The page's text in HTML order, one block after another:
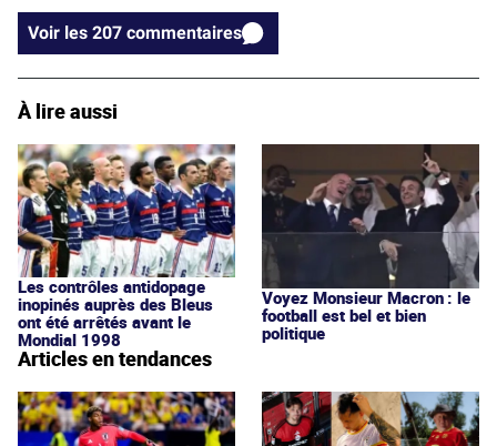
Voir les 207 commentaires
À lire aussi
Les contrôles antidopage
inopinés auprès des Bleus
ont été arrêtés avant le
Mondial 1998
Voyez Monsieur Macron : le
football est bel et bien
politique
Articles en tendances